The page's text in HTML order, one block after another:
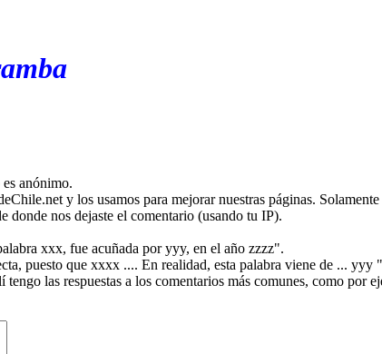
anónimo.
y los usamos para mejorar nuestras páginas.
nos dejaste el comentario (usando tu IP).
xxx, fue acuñada por yyy, en el año zzzz".
puesto que xxxx .... En realidad, esta palabra viene de ... yyy
las respuestas a los comentarios más comunes, como por